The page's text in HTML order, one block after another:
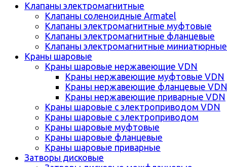
Клапаны электромагнитные
Клапаны соленоидные Armatel
Клапаны электромагнитные муфтовые
Клапаны электромагнитные фланцевые
Клапаны электромагнитные миниатюрные
Краны шаровые
Краны шаровые нержавеющие VDN
Краны нержавеющие муфтовые VDN
Краны нержавеющие фланцевые VDN
Краны нержавеющие приварные VDN
Краны шаровые с электроприводом VDN
Краны шаровые с электроприводом
Краны шаровые муфтовые
Краны шаровые фланцевые
Краны шаровые приварные
Затворы дисковые